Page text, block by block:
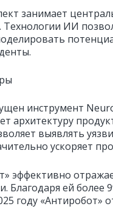
занимает
Технологии ИИ
инструмент
архитектуру
выявлять
ускоряет
эффективно
Благодаря ей более
году «Антиробот»